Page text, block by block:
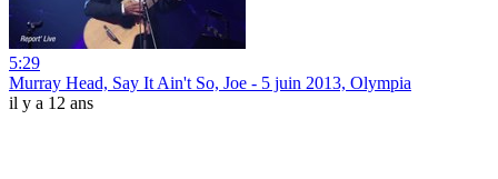
5:29
Murray Head, Say It Ain't So, Joe - 5 juin 2013, Olympia
il y a 12 ans